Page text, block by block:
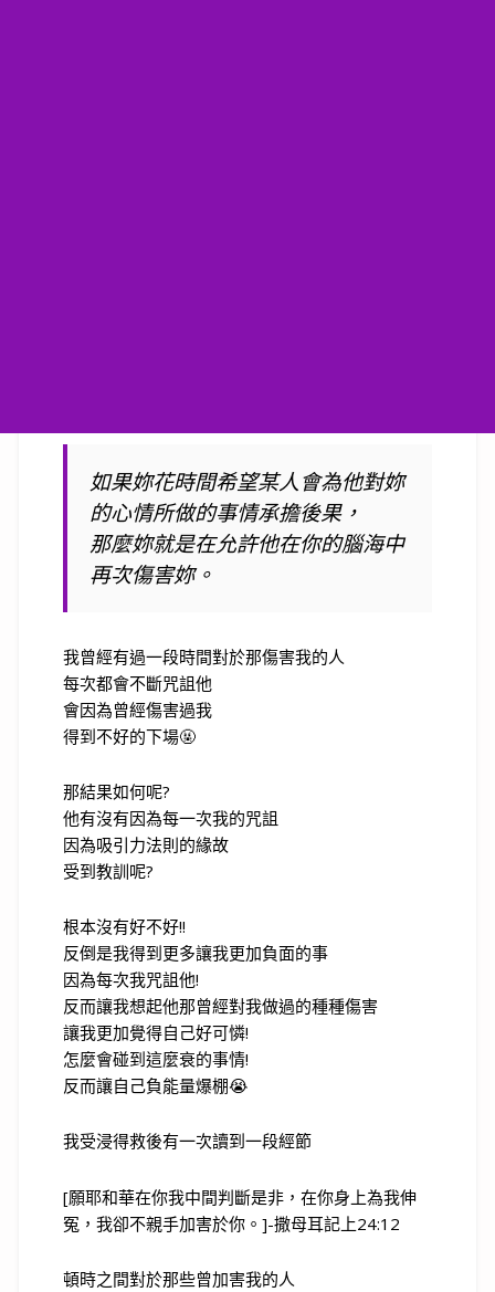
如果妳花時間希望某人會為他對妳
的心情所做的事情承擔後果，
那麼妳就是在允許他在你的腦海中
再次傷害妳。
我曾經有過一段時間對於那傷害我的人
每次都會不斷咒詛他
會因為曾經傷害過我
得到不好的下場🤬
那結果如何呢?
他有沒有因為每一次我的咒詛
因為吸引力法則的緣故
受到教訓呢?
根本沒有好不好!!
反倒是我得到更多讓我更加負面的事
因為每次我咒詛他!
反而讓我想起他那曾經對我做過的種種傷害
讓我更加覺得自己好可憐!
怎麼會碰到這麼衰的事情!
反而讓自己負能量爆棚😭
我受浸得救後有一次讀到一段經節
[願耶和華在你我中間判斷是非，在你身上為我伸
冤，我卻不親手加害於你。]-撒母耳記上24:12
頓時之間對於那些曾加害我的人